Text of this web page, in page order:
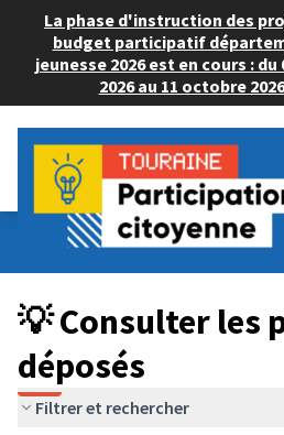
La phase d'instruction des
budget participatif
jeunesse 2026 est en cours :
2026 au 11 octobre 2026
Budget Participatif JEUNESSE 2024
💡 Consulter les projets déposés
💡 Consulter les
déposés
Filtrer et rechercher